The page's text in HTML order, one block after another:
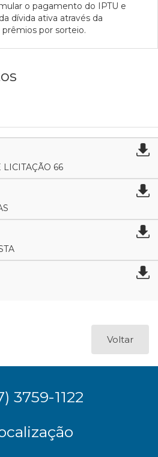
o pagamento do IPTU e
dívida ativa através da
por sorteio.
66
Voltar
3759-1122